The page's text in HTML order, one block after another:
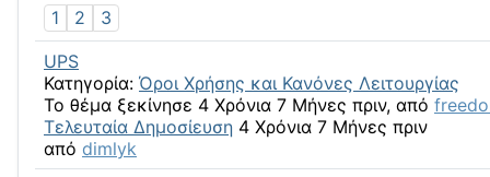
1
2
3
UPS
Κατηγορία: Όροι Χρήσης και Κανόνες Λειτουργίας
Το θέμα ξεκίνησε 4 Χρόνια 7 Μήνες πριν, από
Τελευταία Δημοσίευση 4 Χρόνια 7 Μήνες πριν
από dimlyk